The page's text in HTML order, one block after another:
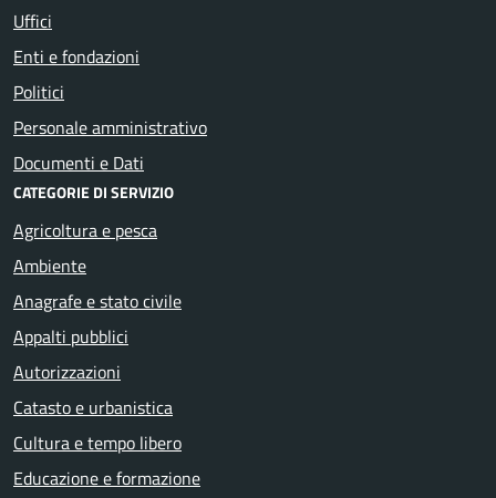
Uffici
Enti e fondazioni
Politici
Personale amministrativo
Documenti e Dati
CATEGORIE DI SERVIZIO
Agricoltura e pesca
Ambiente
Anagrafe e stato civile
Appalti pubblici
Autorizzazioni
Catasto e urbanistica
Cultura e tempo libero
Educazione e formazione